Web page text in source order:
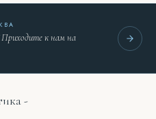
Приходите к нам на
-